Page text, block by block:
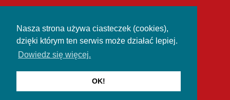
Nasza strona używa ciasteczek (cookies),
dzięki którym ten serwis może działać lepiej.
Dowiedz się więcej.
OK!
Jana Długosza w Częstochowie
Studia Podyplomowe
42-200 Częstochowa
al. Zbierskiego 2/4
email:ucku@ujd.edu.pl